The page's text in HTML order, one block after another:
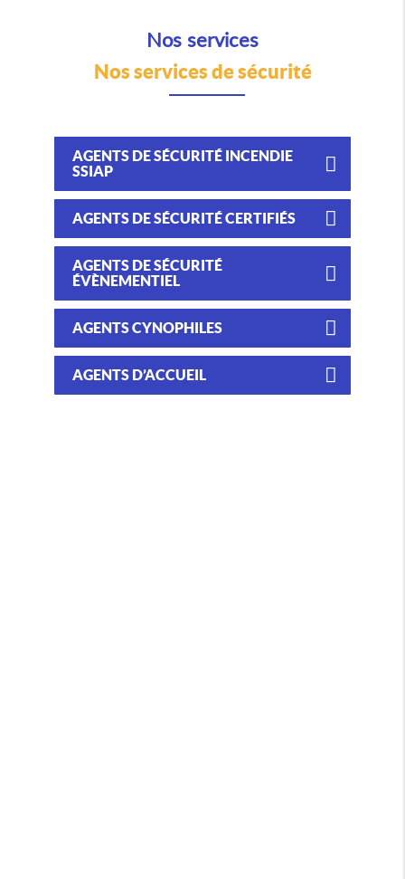
Nos services
Nos services de sécurité
AGENTS DE SÉCURITÉ INCENDIE
SSIAP
AGENTS DE SÉCURITÉ CERTIFIÉS
AGENTS DE SÉCURITÉ
ÉVÈNEMENTIEL
AGENTS CYNOPHILES
AGENTS D’ACCUEIL